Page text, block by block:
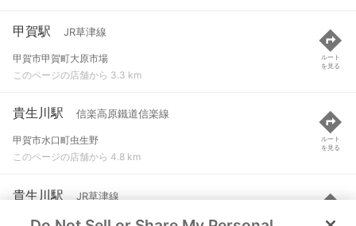
甲賀駅 JR草津線
甲賀市甲賀町大原市場
このページの店舗から 3.3 km
ルート
を見る
貴生川駅 信楽高原鐵道信楽線
甲賀市水口町虫生野
このページの店舗から 4.8 km
ルート
を見る
貴生川駅 JR草津線
甲賀市水口町虫生野
ルート